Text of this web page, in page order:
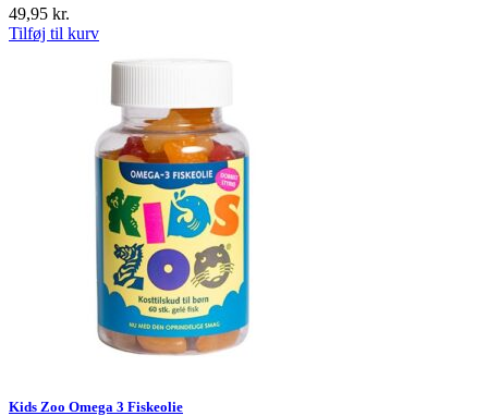
49,95 kr.
Tilføj til kurv
Kids Zoo Omega 3 Fiskeolie